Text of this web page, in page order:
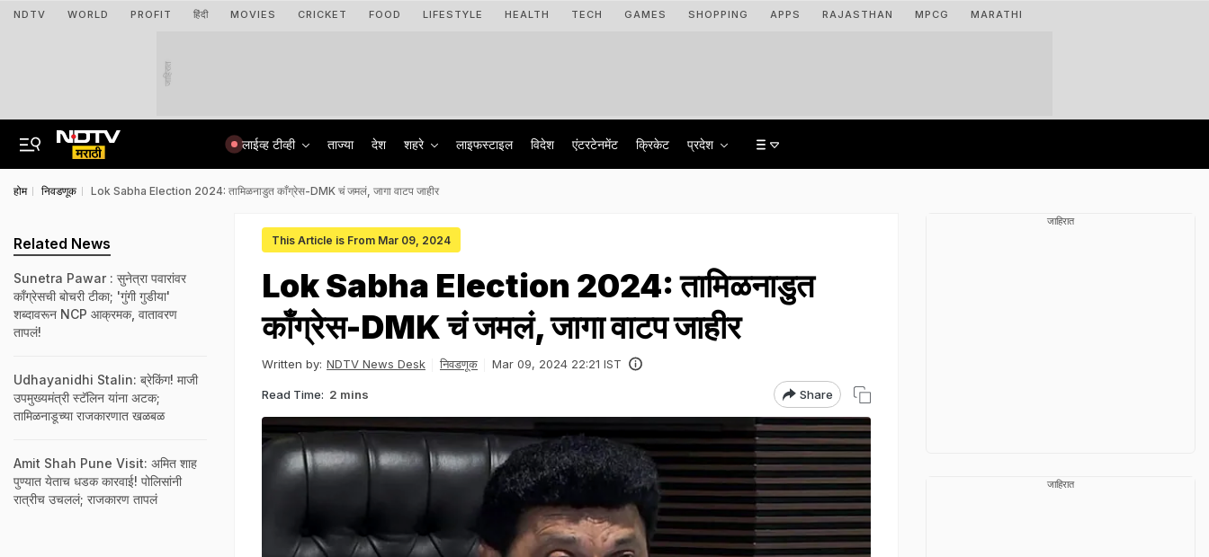
NDTV WORLD PROFIT हिंदी MOVIES CRICKET FOOD LIFESTYLE HEALTH TECH GAMES SHOPPING APPS RAJASTHAN MPCG MARATHI
जाहिरात
लाईव्ह टीव्ही ताज्या देश शहरे लाइफस्टाइल विदेश एंटरटेनमेंट क्रिकेट प्रदेश
होम निवडणूक Lok Sabha Election 2024: तामिळनाडुत काँग्रेस-DMK चं जमलं, जागा वाटप जाहीर
This Article is From Mar 09, 2024
Lok Sabha Election 2024: तामिळनाडुत
काँग्रेस-DMK चं जमलं, जागा वाटप जाहीर
Written by: NDTV News Desk निवडणूक Mar 09, 2024 22:21 IST
Read Time: 2 mins Share
Related News
Sunetra Pawar : सुनेत्रा पवारांवर
काँग्रेसची बोचरी टीका; 'गुंगी गुडीया'
शब्दावरून NCP आक्रमक, वातावरण
तापलं!
Udhayanidhi Stalin: ब्रेकिंग! माजी
उपमुख्यमंत्री स्टॅलिन यांना अटक;
तामिळनाडूच्या राजकारणात खळबळ
Amit Shah Pune Visit: अमित शाह
पुण्यात येताच धडक कारवाई! पोलिसांनी
रात्रीच उचललं; राजकारण तापलं
जाहिरात
जाहिरात